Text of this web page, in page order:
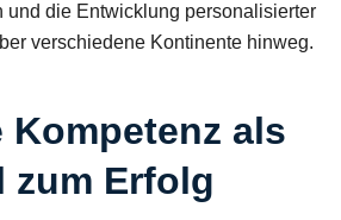
und die Entwicklung personalisierter
verschiedene Kontinente hinweg.
als
zum Erfolg